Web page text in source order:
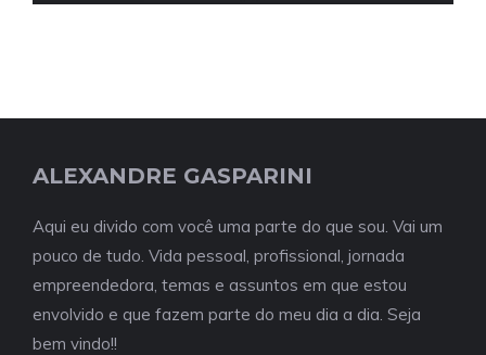
ALEXANDRE GASPARINI
Aqui eu divido com você uma parte do que sou. Vai um
pouco de tudo. Vida pessoal, profissional, jornada
empreendedora, temas e assuntos em que estou
envolvido e que fazem parte do meu dia a dia. Seja
bem vindo!!